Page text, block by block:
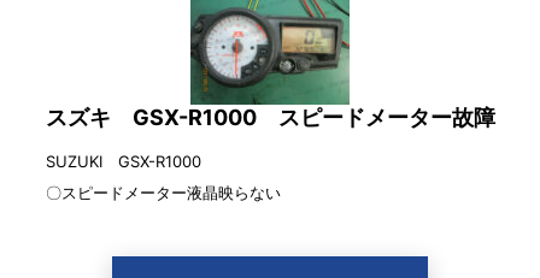
スズキ GSX-R1000 スピードメーター故障
SUZUKI GSX-R1000
〇スピードメーター液晶映らない